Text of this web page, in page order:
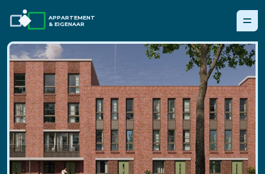
APPARTEMENT
& EIGENAAR